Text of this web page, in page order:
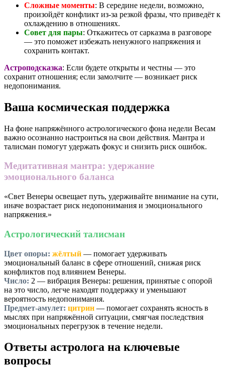
Сложные моменты: В середине недели, возможно,
произойдёт конфликт из-за резкой фразы, что приведёт к
охлаждению в отношениях.
Совет для пары: Откажитесь от сарказма в разговоре
— это поможет избежать ненужного напряжения и
сохранить контакт.
Астроподсказка: Если будете открыты и честны — это
сохранит отношения; если замолчите — возникает риск
недопонимания.
Ваша космическая поддержка
На фоне напряжённого астрологического фона недели Весам
важно осознанно настроиться на свои действия. Мантра и
талисман помогут удержать фокус и снизить риск ошибок.
Медитативная мантра: удержание
эмоционального баланса
«Свет Венеры освещает путь, удерживайте внимание на сути,
иначе возрастает риск недопонимания и эмоционального
напряжения.»
Астрологический талисман
Цвет опоры: жёлтый — помогает удерживать
эмоциональный баланс в сфере отношений, снижая риск
конфликтов под влиянием Венеры.
Число: 2 — вибрация Венеры: решения, принятые с опорой
на это число, легче находят поддержку и уменьшают
вероятность недопонимания.
Предмет-амулет: цитрин — помогает сохранять ясность в
мыслях при напряжённой ситуации, смягчая последствия
эмоциональных перегрузок в течение недели.
Ответы астролога на ключевые
вопросы